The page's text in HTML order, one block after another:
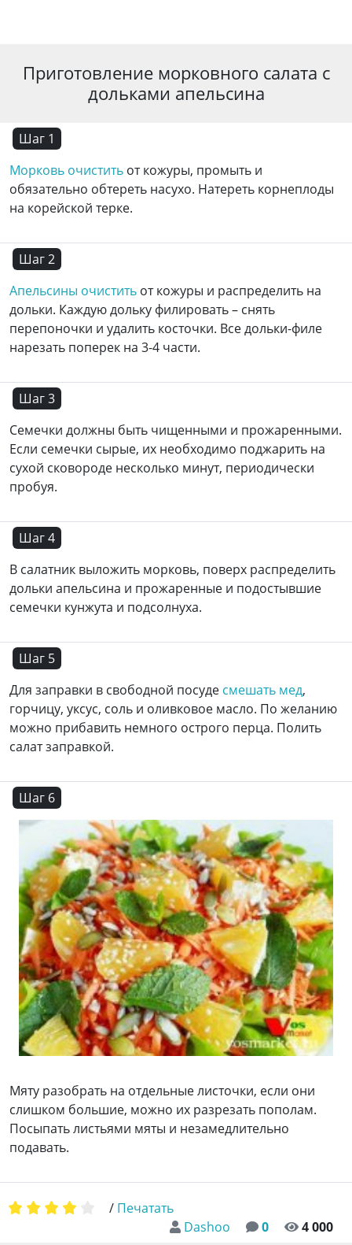
Приготовление морковного салата с
дольками апельсина
Шаг 1
Морковь очистить от кожуры, промыть и
обязательно обтереть насухо. Натереть корнеплоды
на корейской терке.
Шаг 2
Апельсины очистить от кожуры и распределить на
дольки. Каждую дольку филировать – снять
перепоночки и удалить косточки. Все дольки-филе
нарезать поперек на 3-4 части.
Шаг 3
Семечки должны быть чищенными и прожаренными.
Если семечки сырые, их необходимо поджарить на
сухой сковороде несколько минут, периодически
пробуя.
Шаг 4
В салатник выложить морковь, поверх распределить
дольки апельсина и прожаренные и подостывшие
семечки кунжута и подсолнуха.
Шаг 5
Для заправки в свободной посуде смешать мед,
горчицу, уксус, соль и оливковое масло. По желанию
можно прибавить немного острого перца. Полить
салат заправкой.
Шаг 6
Мяту разобрать на отдельные листочки, если они
слишком большие, можно их разрезать пополам.
Посыпать листьями мяты и незамедлительно
подавать.
Dashoo 0 4 000
/ Печатать